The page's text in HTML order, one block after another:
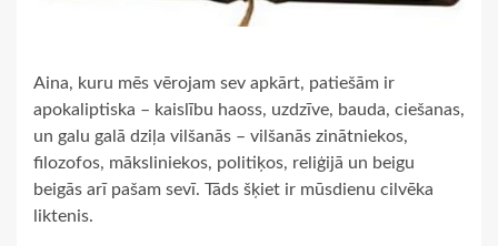
Aina, kuru mēs vērojam sev apkārt, patiešām ir
apokaliptiska – kaislību haoss, uzdzīve, bauda, ciešanas,
un galu galā dziļa vilšanās – vilšanās zinātniekos,
filozofos, māksliniekos, politiķos, reliģijā un beigu
beigās arī pašam sevī. Tāds šķiet ir mūsdienu cilvēka
liktenis.